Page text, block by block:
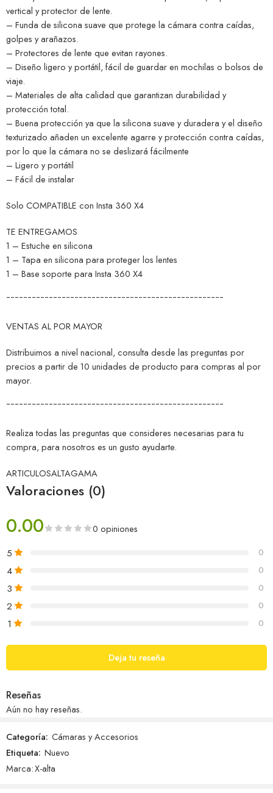
vertical y protector de lente.
– Funda de silicona suave que protege la cámara contra caídas,
golpes y arañazos.
– Protectores de lente que evitan rayones.
– Diseño ligero y portátil, fácil de guardar en mochilas o bolsos de
viaje.
– Materiales de alta calidad que garantizan durabilidad y
protección total.
– Buena protección ya que la silicona suave y duradera y el diseño
texturizado añaden un excelente agarre y protección contra caídas,
por lo que la cámara no se deslizará fácilmente
– Ligero y portátil
– Fácil de instalar
Solo COMPATIBLE con Insta 360 X4
TE ENTREGAMOS
1 – Estuche en silicona
1 – Tapa en silicona para proteger los lentes
1 – Base soporte para Insta 360 X4
¯¯¯¯¯¯¯¯¯¯¯¯¯¯¯¯¯¯¯¯¯¯¯¯¯¯¯¯¯¯¯¯¯¯¯¯¯¯¯¯¯¯¯¯¯¯¯¯¯¯¯
VENTAS AL POR MAYOR
Distribuimos a nivel nacional, consulta desde las preguntas por
precios a partir de 10 unidades de producto para compras al por
mayor.
¯¯¯¯¯¯¯¯¯¯¯¯¯¯¯¯¯¯¯¯¯¯¯¯¯¯¯¯¯¯¯¯¯¯¯¯¯¯¯¯¯¯¯¯¯¯¯¯¯¯¯
Realiza todas las preguntas que consideres necesarias para tu
compra, para nosotros es un gusto ayudarte.
ARTICULOSALTAGAMA
Valoraciones (0)
0.00 0 opiniones
5 0
4 0
3 0
2 0
1 0
Deja tu reseña
Reseñas
Aún no hay reseñas.
Categoría: Cámaras y Accesorios
Etiqueta: Nuevo
Marca:X-alta